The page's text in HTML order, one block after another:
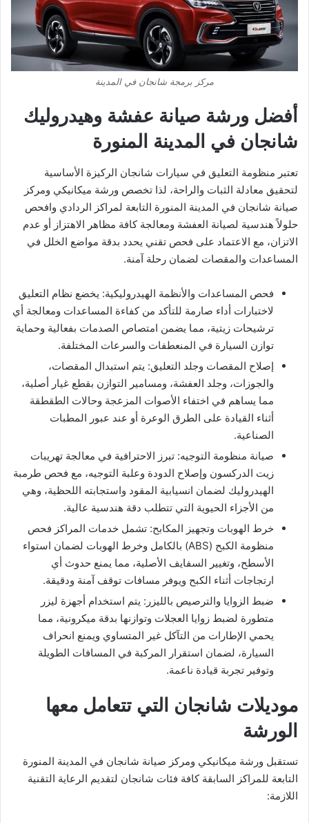
مركز برمجة شانجان في المدينة
​أفضل ورشة صيانة عفشة وهيدروليك
شانجان في المدينة المنورة
​تعتبر منظومة التعليق في سيارات شانجان الركيزة الأساسية
لتحقيق معادلة الثبات والراحة، لذا تخصص ورشة ميكانيكي ومركز
صيانة شانجان في المدينة المنورة التابعة لمراكز الردادي وافحص
حلولاً هندسية لصيانة العفشة ومعالجة كافة مظاهر الاهتزاز أو عدم
الاتزان، مع الاعتماد على فحص تقني يحدد بدقة مواضع الخلل في
المساعدات والمقصات لضمان رحلة آمنة.
​فحص المساعدات والأنظمة الهيدروليكية: يخضع نظام التعليق
لاختبارات أداء صارمة للتأكد من كفاءة المساعدات ومعالجة أي
ترشيحات زيتية، مما يضمن امتصاص الصدمات بفعالية وحماية
توازن السيارة في المنعطفات والسرعات المختلفة.
​إصلاح المقصات وجلد التعليق: يتم استبدال المقصات،
والجوزات، وجلد العفشة، ومسامير التوازن بقطع غيار أصلية،
مما يساهم في اختفاء الأصوات المزعجة وحالات الطقطقة
أثناء القيادة على الطرق الوعرة أو عند عبور المطبات
الصناعية.
​صيانة منظومة التوجيه: تبرز الاحترافية في معالجة تهريبات
زيت الدركسون وإصلاح الدودة وعلبة التوجيه، مع فحص طرمبة
الهيدروليك لضمان انسيابية المقود واستجابته اللحظية، وهي
من الأجزاء الحيوية التي تتطلب دقة هندسية عالية.
​خرط الهوبات وتجهيز المكابح: تشمل خدمات المراكز فحص
منظومة الكبح (ABS) بالكامل وخرط الهوبات لضمان استواء
الأسطح، وتغيير السفايف الأصلية، مما يمنع حدوث أي
ارتجاجات أثناء الكبح ويوفر مسافات توقف آمنة ودقيقة.
​ضبط الزوايا والترصيص بالليزر: يتم استخدام أجهزة ليزر
متطورة لضبط زوايا العجلات وتوازنها بدقة ميكرونية، مما
يحمي الإطارات من التآكل غير المتساوي ويمنع انحراف
السيارة، لضمان استقرار المركبة في المسافات الطويلة
وتوفير تجربة قيادة ناعمة.
موديلات شانجان التي تتعامل معها
الورشة
​تستقبل ورشة ميكانيكي ومركز صيانة شانجان في المدينة المنورة
التابعة للمراكز السابقة كافة فئات شانجان لتقديم الرعاية التقنية
اللازمة: